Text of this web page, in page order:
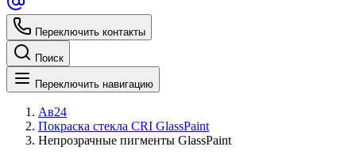
Переключить контакты
Поиск
Переключить навигацию
Ав24
Покраска стекла CRI GlassPaint
Непрозрачные пигменты GlassPaint